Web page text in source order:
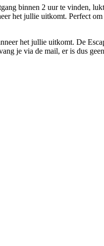
binnen 2 uur te vinden,
het jullie uitkomt. Perfect
het jullie uitkomt. De
je via de mail, er is dus